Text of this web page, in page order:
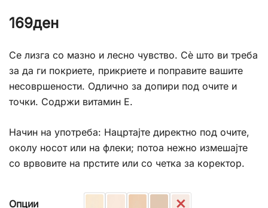
169ден
Се лизга со мазно и лесно чувство. Сè што ви треба
за да ги покриете, прикриете и поправите вашите
несовршености. Одлично за допири под очите и
точки. Содржи витамин Е.
Начин на употреба: Нацртајте директно под очите,
околу носот или на флеки; потоа нежно измешајте
со врвовите на прстите или со четка за коректор.
Опции